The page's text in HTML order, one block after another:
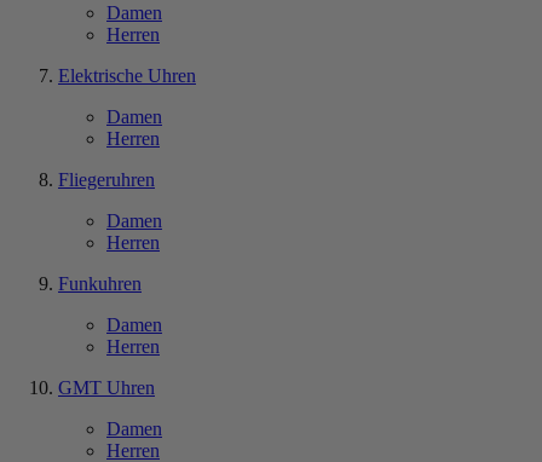
Damen
Herren
Elektrische Uhren
Damen
Herren
Fliegeruhren
Damen
Herren
Funkuhren
Damen
Herren
GMT Uhren
Damen
Herren